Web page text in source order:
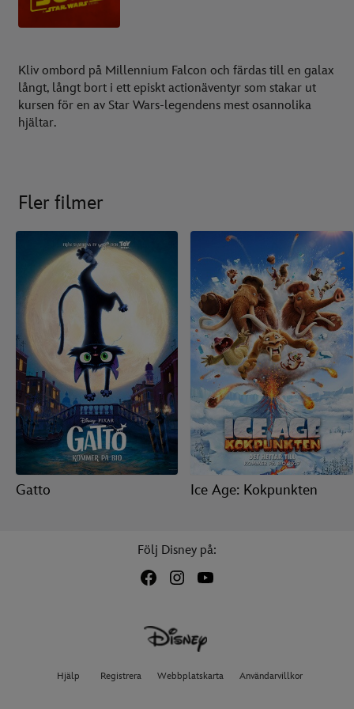
Kliv ombord på Millennium Falcon och färdas till en galax
långt, långt bort i ett episkt actionäventyr som stakar ut
kursen för en av Star Wars-legendens mest osannolika
hjältar.
Fler filmer
Gatto Ice Age: Kokpunkten
Följ Disney på:
Hjälp Registrera Webbplatskarta Användarvillkor